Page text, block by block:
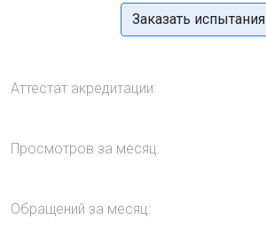
Заказать испытания
Аттестат акредитации:
Просмотров за месяц:
Обращений за месяц: